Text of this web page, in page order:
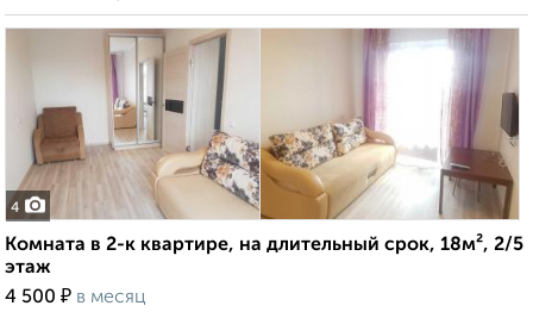
4
Комната в 2-к квартире, на длительный срок, 18м², 2/5
этаж
4 500 ₽ в месяц